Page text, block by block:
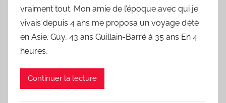
r
e
d
vraiment tout. Mon amie de l’époque avec qui je
vivais depuis 4 ans me proposa un voyage d’été
en Asie. Guy, 43 ans Guillain-Barré à 35 ans En 4
heures,
Continuer la lecture